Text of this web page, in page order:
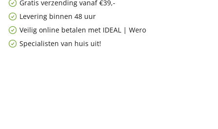
Gratis verzending vanaf €39,-
Levering binnen 48 uur
Veilig online betalen met IDEAL | Wero
Specialisten van huis uit!